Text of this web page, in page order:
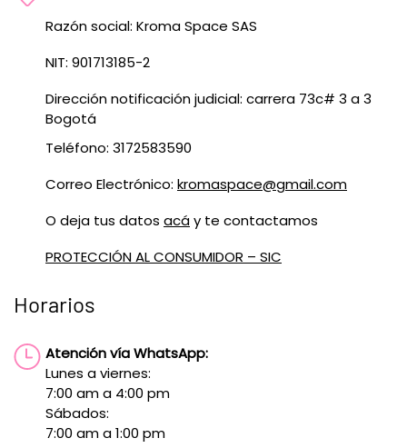
Razón social: Kroma Space SAS
NIT: 901713185-2
Dirección notificación judicial: carrera 73c# 3 a 3
Bogotá
Teléfono: 3172583590
Correo Electrónico: kromaspace@gmail.com
O deja tus datos acáy te contactamos
PROTECCIÓN AL CONSUMIDOR – SIC
Horarios
Atención vía WhatsApp:
Lunes a viernes:
7:00 am a 4:00 pm
Sábados:
7:00 am a 1:00 pm